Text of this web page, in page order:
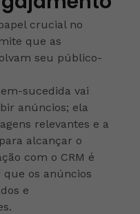
crucial no
que as
seu público-
sucedida vai
anúncios; ela
relevantes e a
alcançar o
com o CRM é
os anúncios
e